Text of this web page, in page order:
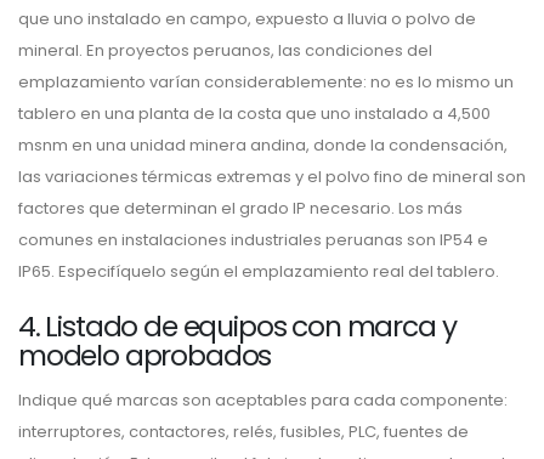
que uno instalado en campo, expuesto a lluvia o polvo de
mineral. En proyectos peruanos, las condiciones del
emplazamiento varían considerablemente: no es lo mismo un
tablero en una planta de la costa que uno instalado a 4,500
msnm en una unidad minera andina, donde la condensación,
las variaciones térmicas extremas y el polvo fino de mineral son
factores que determinan el grado IP necesario. Los más
comunes en instalaciones industriales peruanas son IP54 e
IP65. Especifíquelo según el emplazamiento real del tablero.
4. Listado de equipos con marca y
modelo aprobados
Indique qué marcas son aceptables para cada componente:
interruptores, contactores, relés, fusibles, PLC, fuentes de